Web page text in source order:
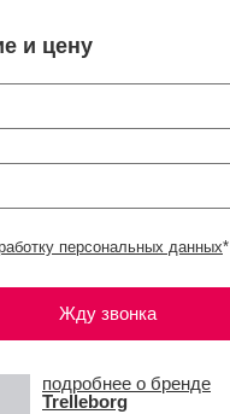
и цену
персональных данных*
Жду звонка
подробнее о бренде
Trelleborg